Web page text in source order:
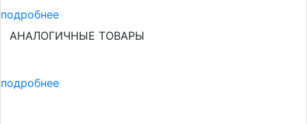
подробнее
АНАЛОГИЧНЫЕ ТОВАРЫ
подробнее